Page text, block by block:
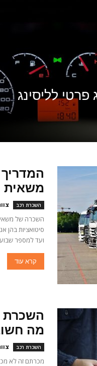
לליסינג
משאית
השכרת רכב
השכרה של
סיטואציות בהן
ועד למספר
קרא עוד
מה
השכרת רכב
מכרתם זה לא